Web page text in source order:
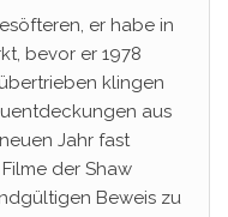
er habe in
bevor er 1978
klingen
aus
Jahr fast
der Shaw
Beweis zu